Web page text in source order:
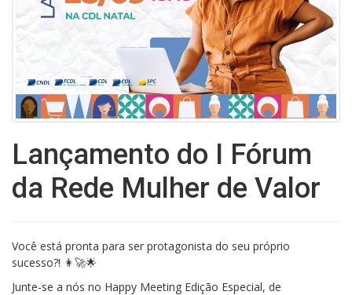
Lançamento do I Fórum
da Rede Mulher de Valor
Você está pronta para ser protagonista do seu próprio
sucesso?! 👩‍🚀🌟
Junte-se a nós no Happy Meeting Edição Especial, de